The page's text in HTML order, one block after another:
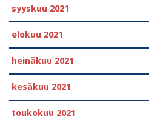
syyskuu 2021
elokuu 2021
heinäkuu 2021
kesäkuu 2021
toukokuu 2021